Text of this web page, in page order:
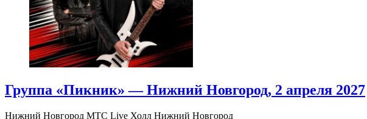
Группа «Пикник» — Нижний Новгород, 2 апреля 2027
Нижний Новгород МТС Live Холл Нижний Новгород